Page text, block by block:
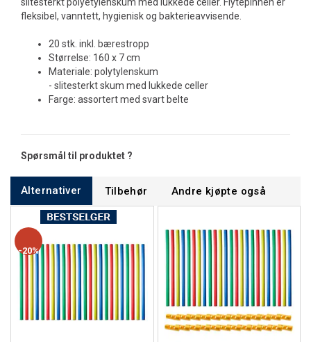
fleksibel, vanntett, hygienisk og bakterieavvisende.
20 stk. inkl. bærestropp
Størrelse: 160 x 7 cm
Materiale: polytylenskum
- slitesterkt skum med lukkede celler
Farge: assortert med svart belte
Spørsmål til produktet ?
Alternativer Tilbehør Andre kjøpte også
20%